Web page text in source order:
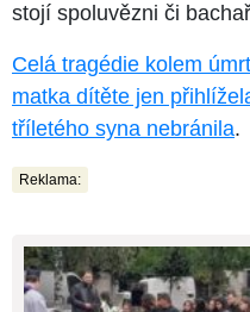
stojí spoluvězni či
Celá tragédie kolem
matka dítěte jen
tříletého syna nebránila.
Reklama: